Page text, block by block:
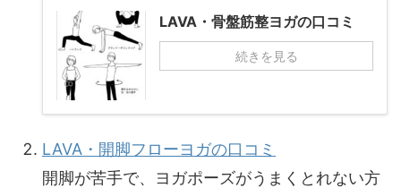
LAVA・骨盤筋整ヨガの口コミ
続きを見る
LAVA・開脚フローヨガの口コミ
開脚が苦手で、ヨガポーズがうまくとれない方